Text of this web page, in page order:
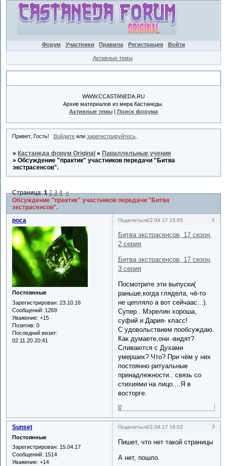
Форум Участники Правила Регистрация Войти
Активные темы
WWW.CCASTANEDA.RU
Архив материалов из мира Кастанеды.
Активные темы| Поиск форума
Привет, Гость! Войдитеили зарегистрируйтесь.
» Кастанеда форум Original » Параллельные учения
»Обсуждение "практик" участников передачи "Битва
экстрасенсов".
Обсуждение "практик" участников передачи "Битва
экстрасенсов".
Страница:1 2 3 4 »
Поделиться 1
22.04.17 15:05
роса
Постоянные
Зарегистрирован: 23.10.16
Сообщений: 1269
Уважение: +15
Позитив: 0
Последний визит:
02.11.20 20:41
Битва экстрасенсов, 17 сезон,
2 серия
Битва экстрасенсов, 17 сезон,
3 серия
Посмотрите эти выпуски(
раньше,когда глядела, чё-то
не цепляло а вот сейчаас...).
Супер.. Мэрелин хороша,
суфий и Дария- класс!
С удовольствием пообсуждаю.
Как думаете,они -видят?
Сливаются с Духами
умерших? Что? При чём у них
постоянно ритуальные
принадлежности.. связь со
стихиями на лицо....Я в
восторге.
0
Поделиться 2
22.04.17 16:02
Sunset
Постоянные
Зарегистрирован: 15.04.17
Сообщений: 1514
Уважение: +14
Пишет, что нет такой страницы
А нет, пошло.